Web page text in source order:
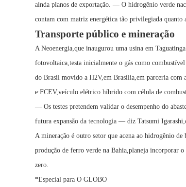
ainda planos de exportação. — O hidrogênio verde
contam com matriz energética tão privilegiada quanto a
Transporte público e mineração
A Neoenergia,que inaugurou uma usina em
fotovoltaica,testa inicialmente o gás como
do Brasil movido a H2V,em Brasília,em parceria
e:FCEV,veículo elétrico híbrido com célula de
— Os testes pretendem validar o desempenho do
futura expansão da tecnologia — diz Tatsumi
A mineração é outro setor que acena ao hidrogênio
produção de ferro verde na Bahia,planeja incorporar
zero.
*Especial para O GLOBO